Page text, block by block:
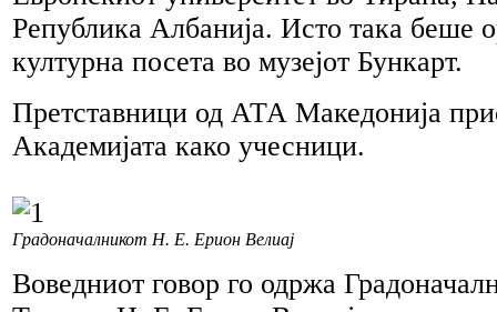
Република Албанија. Исто така беше
културна посета во музејот Бункарт.
Претставници од АТА Македонија
Академијата како учесници.
Градоначалникот Н. Е. Ерион Велиај
Воведниот говор го одржа